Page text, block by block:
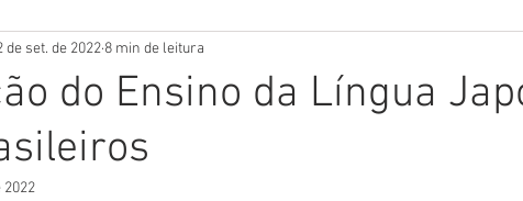
do Ensino da Língua
de set. de 2022 8 min de leitura
2022